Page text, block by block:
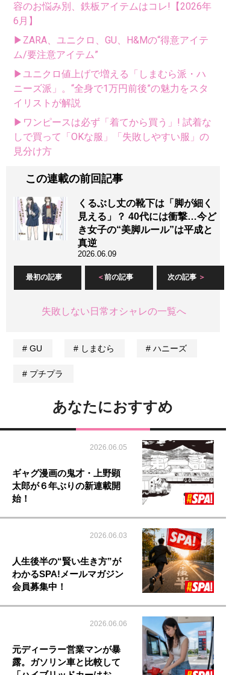
容のお悩み別、鉄板アイテムはコレ!【2026年
6月】
▶ZARA、ユニクロ、GU、H&Mの“得意アイテ
ム/要注意アイテム”
▶ユニクロ値上げで増える「しまむら派・ハ
ニーズ派」。“全身で1万円前後”の魅力をスタ
イリストが解説
▶ワンピースは必ず「着てから買う」! 試着な
しで買って「OKな服」「失敗しやすい服」の
見分け方
この連載の前回記事
くるぶし丈の靴下は「脚が細く
見える」？ 40代には衝撃…今ど
き女子の“美脚ルール”は平成と
真逆
2026.06.09
最初の記事 前の記事 次の記事
失敗しない日常オシャレの一覧へ
GU しまむら ハニーズ
プチプラ
あなたにおすすめ
2026.06.05
ギャグ漫画の鬼才・上野顕
太郎が６年ぶりの新連載開
始！
2026.06.03
人生後半の“賢い生き方”が
わかるSPA!メールマガジン
会員募集中！
2026.06.06
元ディーラー営業マンが暴
露。ガソリン車と比較して